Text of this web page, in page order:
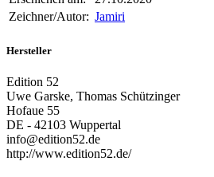
Zeichner/Autor: Jamiri
Hersteller
Edition 52
Uwe Garske, Thomas Schützinger
Hofaue 55
DE - 42103 Wuppertal
info@edition52.de
http://www.edition52.de/